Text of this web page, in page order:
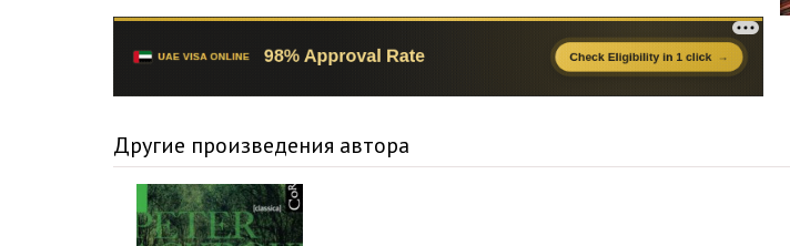
Другие произведения автора